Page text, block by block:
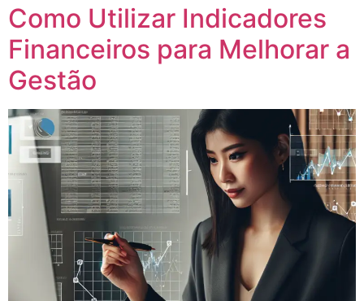
Como Utilizar Indicadores
Financeiros para Melhorar a
Gestão